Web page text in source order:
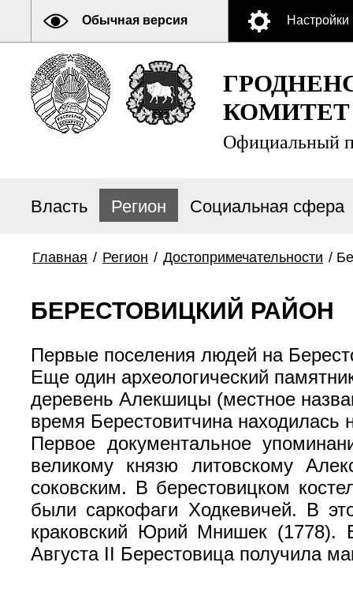
Обычная версия Настройки
КОМИТЕТ
Официальный
Власть Регион Социальная сфера
Главная / Регион / Достопримечательности /
БЕРЕСТОВИЦКИЙ РАЙОН
Первые поселения людей на
Еще один археологический
деревень Алекшицы (местное
время Берестовитчина находилась
Первое документальное
великому князю литовскому
соковским. В берестовицком
были саркофаги Ходкевичей. В
краковский Юрий Мнишек (1778).
Августа II Берестовица получила